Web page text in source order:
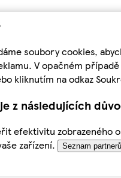
soubory cookies,
V opačném
kliknutím na odkaz
z následujících
efektivitu zobrazeného
zařízení.
Seznam